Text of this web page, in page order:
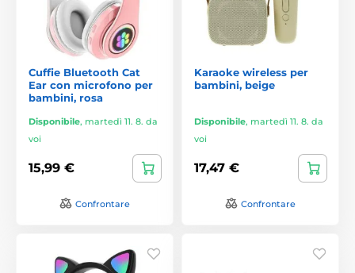
Cuffie Bluetooth Cat
Ear con microfono per
bambini, rosa
Disponibile, martedì 11. 8. da
voi
15,99 €
Confrontare
Karaoke wireless per
bambini, beige
Disponibile, martedì 11. 8. da
voi
17,47 €
Confrontare